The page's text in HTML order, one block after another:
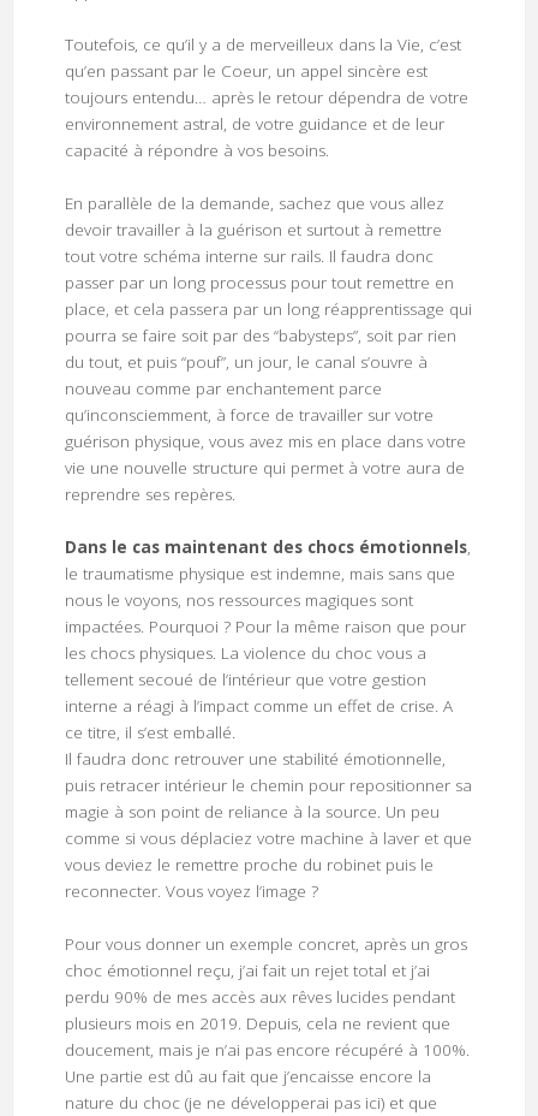
Toutefois, ce qu’il y a de merveilleux dans la Vie, c’est
qu’en passant par le Coeur, un appel sincère est
toujours entendu… après le retour dépendra de votre
environnement astral, de votre guidance et de leur
capacité à répondre à vos besoins.
En parallèle de la demande, sachez que vous allez
devoir travailler à la guérison et surtout à remettre
tout votre schéma interne sur rails. Il faudra donc
passer par un long processus pour tout remettre en
place, et cela passera par un long réapprentissage qui
pourra se faire soit par des “babysteps”, soit par rien
du tout, et puis “pouf”, un jour, le canal s’ouvre à
nouveau comme par enchantement parce
qu’inconsciemment, à force de travailler sur votre
guérison physique, vous avez mis en place dans votre
vie une nouvelle structure qui permet à votre aura de
reprendre ses repères.
Dans le cas maintenant des chocs émotionnels,
le traumatisme physique est indemne, mais sans que
nous le voyons, nos ressources magiques sont
impactées. Pourquoi ? Pour la même raison que pour
les chocs physiques. La violence du choc vous a
tellement secoué de l’intérieur que votre gestion
interne a réagi à l’impact comme un effet de crise. A
ce titre, il s’est emballé.
Il faudra donc retrouver une stabilité émotionnelle,
puis retracer intérieur le chemin pour repositionner sa
magie à son point de reliance à la source. Un peu
comme si vous déplaciez votre machine à laver et que
vous deviez le remettre proche du robinet puis le
reconnecter. Vous voyez l’image ?
Pour vous donner un exemple concret, après un gros
choc émotionnel reçu, j’ai fait un rejet total et j’ai
perdu 90% de mes accès aux rêves lucides pendant
plusieurs mois en 2019. Depuis, cela ne revient que
doucement, mais je n’ai pas encore récupéré à 100%.
Une partie est dû au fait que j’encaisse encore la
nature du choc (je ne développerai pas ici) et que